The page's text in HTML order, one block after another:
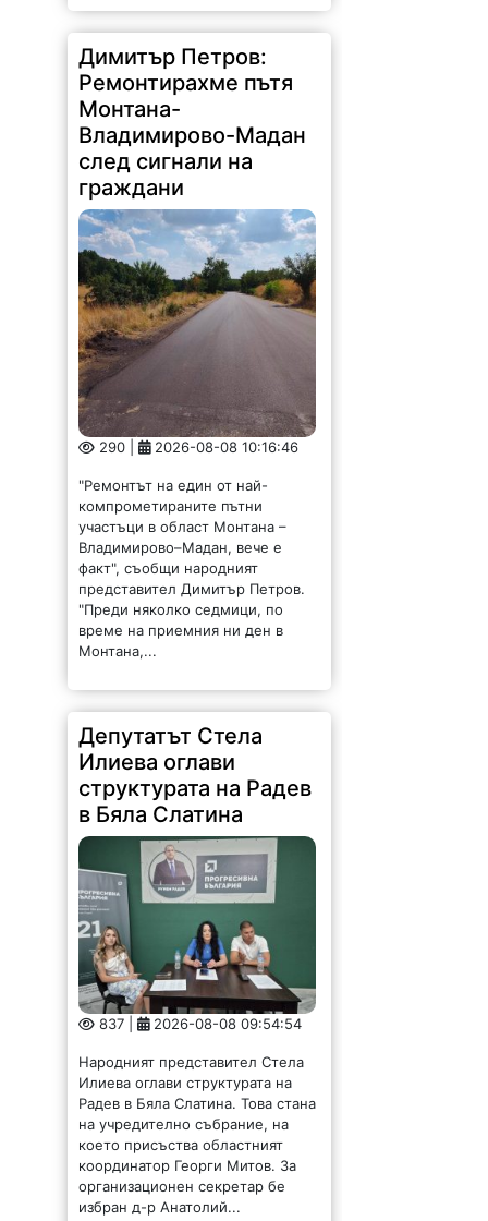
Ремонтирахме пътя
Монтана-
Владимирово-Мадан
след сигнали на
граждани
290 |
"Ремонтът на един от най-
компрометираните пътни
участъци в област Монтана –
Владимирово–Мадан, вече е
факт", съобщи народният
представител Димитър Петров.
"Преди няколко седмици, по
време на приемния ни ден в
Монтана,...
Депутатът Стела
Илиева оглави
структурата на Радев
в Бяла Слатина
837 | 2026-08-08 09:54:54
Народният представител Стела
Илиева оглави структурата на
Радев в Бяла Слатина. Това стана
на учредително събрание, на
което присъства областният
координатор Георги Митов. За
организационен секретар бе
избран д-р Анатолий...